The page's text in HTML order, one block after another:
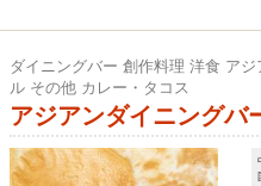
ダイニングバー 創作料理 洋食 ア
ル その他 カレー・タコス
アジアンダイニングバ